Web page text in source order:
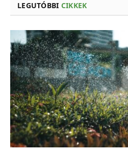
LEGUTÓBBI CIKKEK